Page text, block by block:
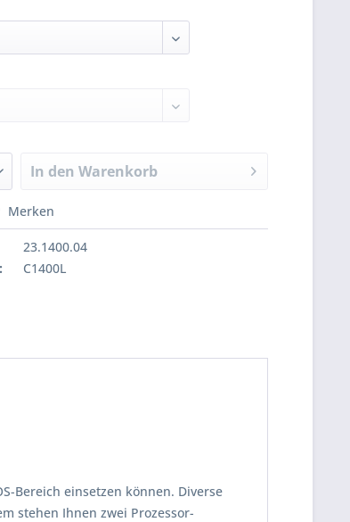
In den Warenkorb
Merken
23.1400.04
C1400L
Bereich einsetzen können. Diverse
stehen Ihnen zwei Prozessor-